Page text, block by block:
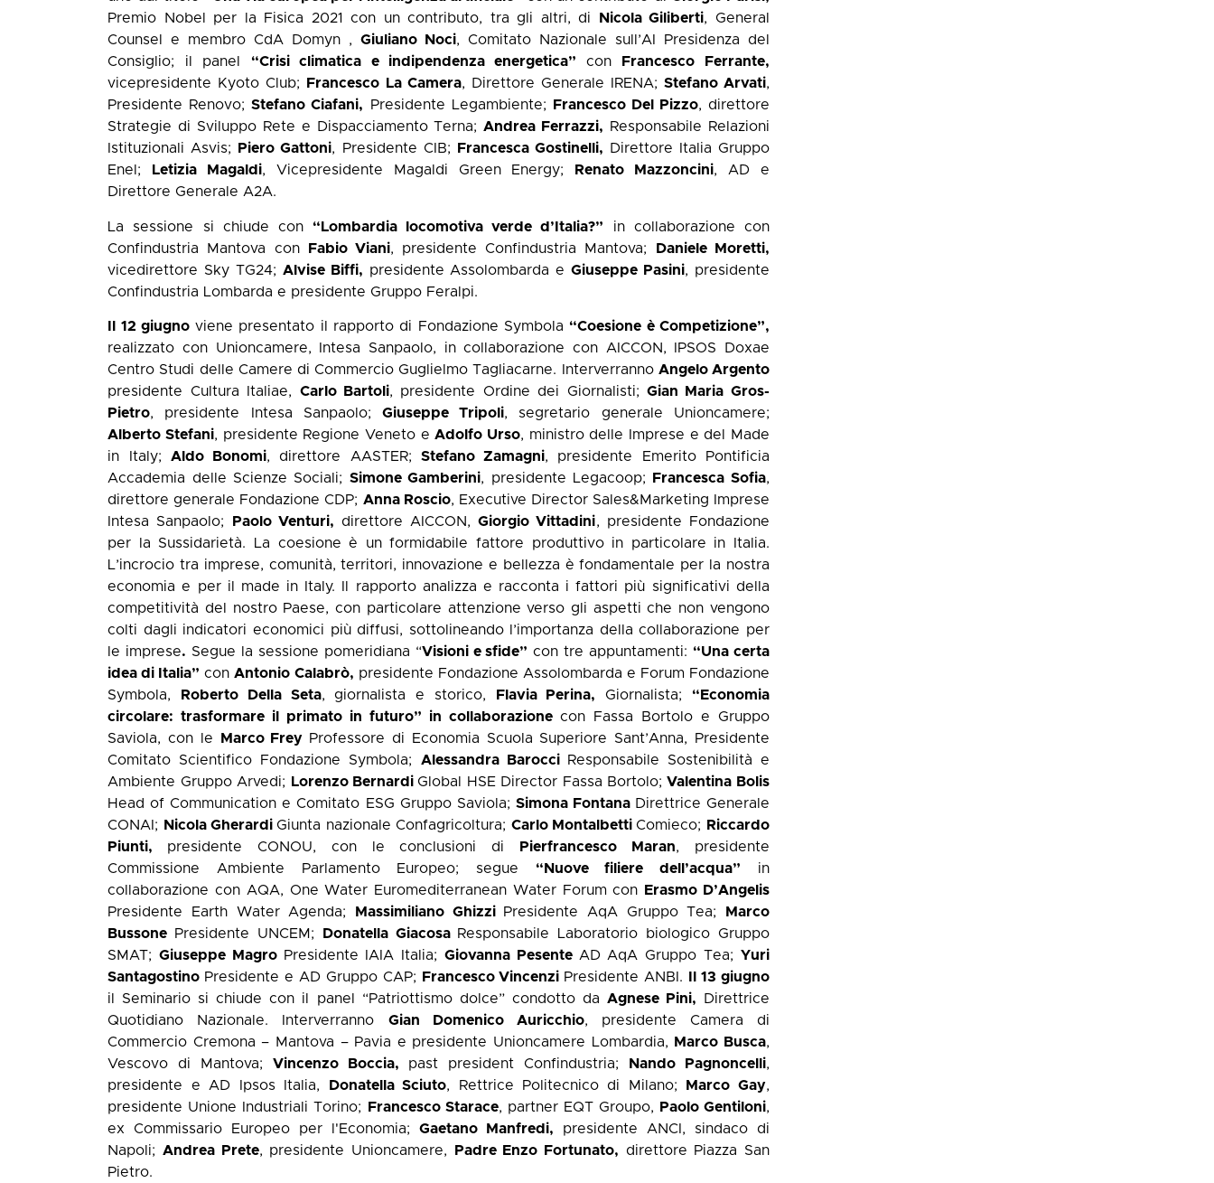
Premio Nobel per la Fisica 2021 con un contributo, tra gli altri, di
Nicola Giliberti, General
Counsel e membro CdA Domyn ,Giuliano Noci, Comitato Nazionale sull’AI Presidenza del
Consiglio; il panel “Crisi climatica e indipendenza energetica” con
Francesco Ferrante,
vicepresidente Kyoto Club;
Francesco La Camera, Direttore Generale IRENA; Stefano Arvati,
Presidente Renovo;Stefano Ciafani, Presidente Legambiente; Francesco Del Pizzo, direttore
Strategie di Sviluppo Rete e Dispacciamento Terna;Andrea Ferrazzi, Responsabile Relazioni
Istituzionali Asvis;
Piero Gattoni, Presidente CIB; Francesca Gostinelli, Direttore Italia Gruppo
Enel;
Letizia Magaldi, Vicepresidente Magaldi Green Energy; Renato Mazzoncini, AD e
Direttore Generale A2A.
La sessione si chiude con “Lombardia locomotiva verde d’Italia?” in collaborazione con
Confindustria Mantova con
Fabio Viani, presidente Confindustria Mantova;
Daniele Moretti,
vicedirettore Sky TG24; Alvise Biffi, presidente Assolombarda eGiuseppe Pasini, presidente
Confindustria Lombarda e presidente Gruppo Feralpi.
Il 12 giugnoviene presentato il rapporto di Fondazione Symbola “Coesione è Competizione”,
realizzato con Unioncamere, Intesa Sanpaolo, in collaborazione con AICCON, IPSOS Doxae
Centro Studi delle Camere di Commercio Guglielmo Tagliacarne. Interverranno Angelo Argento
presidente Cultura Italiae, Carlo Bartoli, presidente Ordine dei Giornalisti;Gian Maria Gros-
Pietro, presidente Intesa Sanpaolo;Giuseppe Tripoli, segretario generale Unioncamere;
Alberto Stefani, presidente Regione Veneto eAdolfo Urso, ministro delle Imprese e del Made
in Italy; Aldo Bonomi, direttore AASTER; Stefano Zamagni, presidente Emerito Pontificia
Accademia delle Scienze Sociali; Simone Gamberini, presidente Legacoop; Francesca Sofia,
direttore generale Fondazione CDP; Anna Roscio, Executive Director Sales&Marketing Imprese
Intesa Sanpaolo;
Paolo Venturi, direttore AICCON,Giorgio Vittadini, presidente Fondazione
per la Sussidarietà. La coesione è un formidabile fattore produttivo in particolare in Italia.
L’incrocio tra imprese, comunità, territori, innovazione e bellezza è fondamentale per la nostra
economia e per il made in Italy. Il rapporto analizza e racconta i fattori più significativi della
competitività del nostro Paese, con particolare attenzione verso gli aspetti che non vengono
colti dagli indicatori economici più diffusi, sottolineando l’importanza della collaborazione per
le imprese. Segue la sessione pomeridiana “Visioni e sfide” con tre appuntamenti: “Una certa
idea di Italia” conAntonio Calabrò, presidente Fondazione Assolombarda e Forum Fondazione
Symbola,
Roberto Della Seta, giornalista e storico, Flavia Perina, Giornalista; “Economia
circolare: trasformare il primato in futuro” in collaborazione con Fassa Bortolo e Gruppo
Saviola, con le
Marco Frey Professore di Economia Scuola Superiore Sant’Anna, Presidente
Comitato Scientifico Fondazione Symbola; Alessandra Barocci
Responsabile Sostenibilità e
Ambiente Gruppo Arvedi;
Lorenzo BernardiGlobal HSE Director Fassa Bortolo;Valentina Bolis
Head of Communication e Comitato ESG Gruppo Saviola; Simona Fontana Direttrice Generale
CONAI;
Nicola GherardiGiunta nazionale Confagricoltura; Carlo MontalbettiComieco;
Riccardo
Piunti, presidente CONOU, con le conclusioni di Pierfrancesco Maran, presidente
Commissione Ambiente Parlamento Europeo; segue “Nuove filiere dell’acqua” in
collaborazione con AQA, One Water Euromediterranean Water Forum con
Erasmo D’Angelis
Presidente Earth Water Agenda;
Massimiliano Ghizzi Presidente AqA Gruppo Tea;
Marco
Bussone
Presidente UNCEM; Donatella Giacosa Responsabile Laboratorio biologico Gruppo
SMAT;Giuseppe Magro Presidente IAIA Italia;Giovanna Pesente AD AqA Gruppo Tea; Yuri
Santagostino Presidente e AD Gruppo CAP; Francesco Vincenzi Presidente ANBI.
Il 13 giugno
il Seminario si chiude con il panel “Patriottismo dolce” condotto da Agnese Pini, Direttrice
Quotidiano Nazionale. Interverranno Gian Domenico Auricchio, presidente Camera di
Commercio Cremona – Mantova – Pavia e presidente Unioncamere Lombardia,
Marco Busca,
Vescovo di Mantova; Vincenzo Boccia, past president Confindustria; Nando Pagnoncelli,
presidente e AD Ipsos Italia,
Donatella Sciuto, Rettrice Politecnico di Milano; Marco Gay,
presidente Unione Industriali Torino;
Francesco Starace, partner EQT Groupo, Paolo Gentiloni,
ex Commissario Europeo per l'Economia;Gaetano Manfredi, presidente ANCI, sindaco di
Napoli; Andrea Prete, presidente Unioncamere, Padre Enzo Fortunato, direttore Piazza San
Pietro.